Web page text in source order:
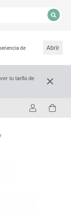
de
Abrir
tu tarifa de